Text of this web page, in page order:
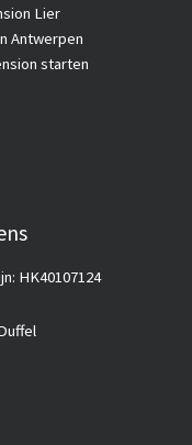
Lier
Antwerpen
starten
HK40107124